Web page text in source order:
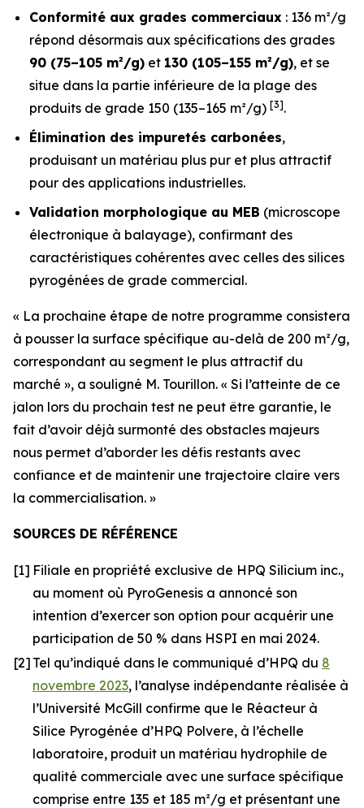
Conformité aux grades commerciaux : 136 m²/g
répond désormais aux spécifications des grades
90 (75–105 m²/g) et 130 (105–155 m²/g), et se
situe dans la partie inférieure de la plage des
produits de grade 150 (135–165 m²/g) [3].
Élimination des impuretés carbonées,
produisant un matériau plus pur et plus attractif
pour des applications industrielles.
Validation morphologique au MEB (microscope
électronique à balayage), confirmant des
caractéristiques cohérentes avec celles des silices
pyrogénées de grade commercial.
« La prochaine étape de notre programme consistera
à pousser la surface spécifique au-delà de 200 m²/g,
correspondant au segment le plus attractif du
marché », a souligné M. Tourillon. « Si l’atteinte de ce
jalon lors du prochain test ne peut être garantie, le
fait d’avoir déjà surmonté des obstacles majeurs
nous permet d’aborder les défis restants avec
confiance et de maintenir une trajectoire claire vers
la commercialisation. »
SOURCES DE RÉFÉRENCE
[1] Filiale en propriété exclusive de HPQ Silicium inc.,
au moment où PyroGenesis a annoncé son
intention d’exercer son option pour acquérir une
participation de 50 % dans HSPI en mai 2024.
[2] Tel qu’indiqué dans le communiqué d’HPQ du 8
novembre 2023, l’analyse indépendante réalisée à
l’Université McGill confirme que le Réacteur à
Silice Pyrogénée d’HPQ Polvere, à l’échelle
laboratoire, produit un matériau hydrophile de
qualité commerciale avec une surface spécifique
comprise entre 135 et 185 m²/g et présentant une